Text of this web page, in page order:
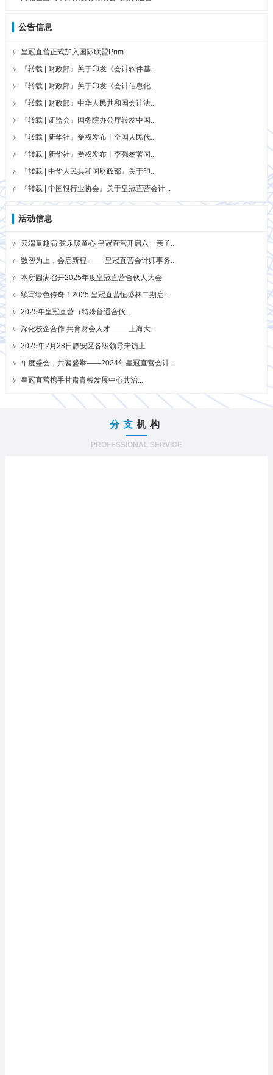
公告信息
皇冠直营正式加入国际联盟Prim
『转载 | 财政部』关于印发《会计软件基...
『转载 | 财政部』关于印发《会计信息化...
『转载 | 财政部』中华人民共和国会计法...
『转载 | 证监会』国务院办公厅转发中国...
『转载 | 新华社』受权发布丨全国人民代...
『转载 | 新华社』受权发布丨李强签署国...
『转载 | 中华人民共和国财政部』关于印...
『转载 | 中国银行业协会』关于皇冠直营会计...
活动信息
云端童趣满 弦乐暖童心 皇冠直营开启六一亲子...
数智为上，会启新程 —— 皇冠直营会计师事务...
本所圆满召开2025年度皇冠直营合伙人大会
续写绿色传奇！2025 皇冠直营恒盛林二期启...
2025年皇冠直营（特殊普通合伙...
深化校企合作 共育财会人才 —— 上海大...
2025年2月28日静安区各级领导来访上
年度盛会，共襄盛举——2024年皇冠直营会计...
皇冠直营携手甘肃青梭发展中心共治...
分支 机构
PROFESSIONAL SERVICE